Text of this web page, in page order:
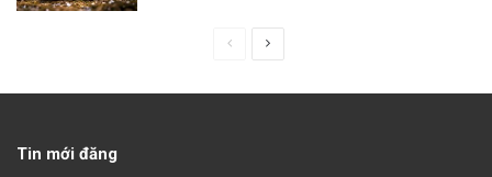
Tin mới đăng